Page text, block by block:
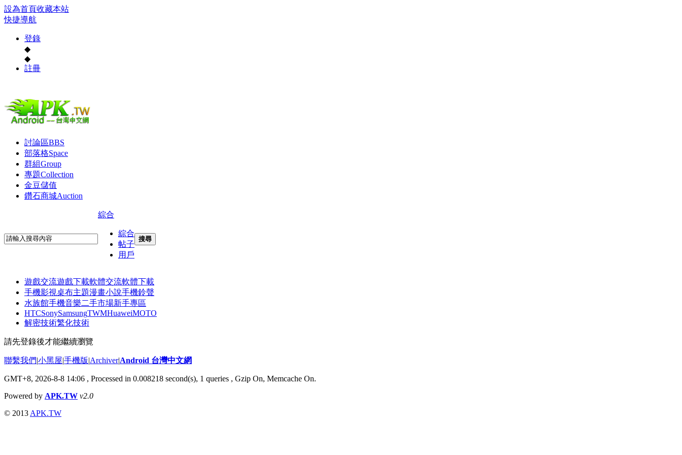
設為首頁收藏本站
快捷導航
登錄
◆
◆
註冊
討論區BBS
部落格Space
群組Group
專題Collection
金豆儲值
鑽石商城Auction
綜合
綜合
帖子
用戶
搜尋
遊戲交流遊戲下載軟體交流軟體下載
手機影視桌布主題漫畫小說手機鈴聲
水族館手機音樂二手市場新手專區
HTCSonySamsungTWMHuaweiMOTO
解密技術繁化技術
請先登錄後才能繼續瀏覽
聯繫我們|小黑屋|手機版|Archiver|Android 台灣中文網
GMT+8, 2026-8-8 14:06 , Processed in 0.008218 second(s), 1 queries , Gzip On, Memcache On.
Powered by APK.TW v2.0
© 2013 APK.TW